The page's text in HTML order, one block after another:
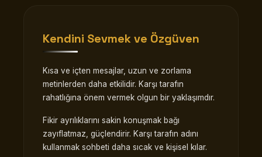
Kendini Sevmek ve Özgüven
Kısa ve içten mesajlar, uzun ve zorlama
metinlerden daha etkilidir. Karşı tarafın
rahatlığına önem vermek olgun bir yaklaşımdır.
Fikir ayrılıklarını sakin konuşmak bağı
zayıflatmaz, güçlendirir. Karşı tarafın adını
kullanmak sohbeti daha sıcak ve kişisel kılar.